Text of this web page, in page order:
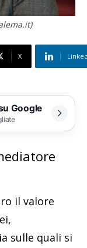
X
Google
il valore
sulle quali si